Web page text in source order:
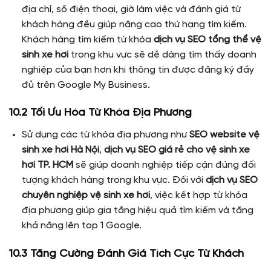
địa chỉ, số điện thoại, giờ làm việc và đánh giá từ
khách hàng đều giúp nâng cao thứ hạng tìm kiếm.
Khách hàng tìm kiếm từ khóa dịch vụ SEO tổng thể vệ
sinh xe hơitrong khu vực sẽ dễ dàng tìm thấy doanh
nghiệp của bạn hơn khi thông tin được đăng ký đầy
đủ trên Google My Business.
10.2 Tối Ưu Hóa Từ Khóa Địa Phương
Sử dụng các từ khóa địa phương nhưSEO website vệ
sinh xe hơi Hà Nội, dịch vụ SEO giá rẻ cho vệ sinh xe
hơi TP. HCM sẽ giúp doanh nghiệp tiếp cận đúng đối
tượng khách hàng trong khu vực. Đối với dịch vụ SEO
chuyên nghiệp vệ sinh xe hơi, việc kết hợp từ khóa
địa phương giúp gia tăng hiệu quả tìm kiếm và tăng
khả năng lên top 1 Google.
10.3 Tăng Cường Đánh Giá Tích Cực Từ Khách